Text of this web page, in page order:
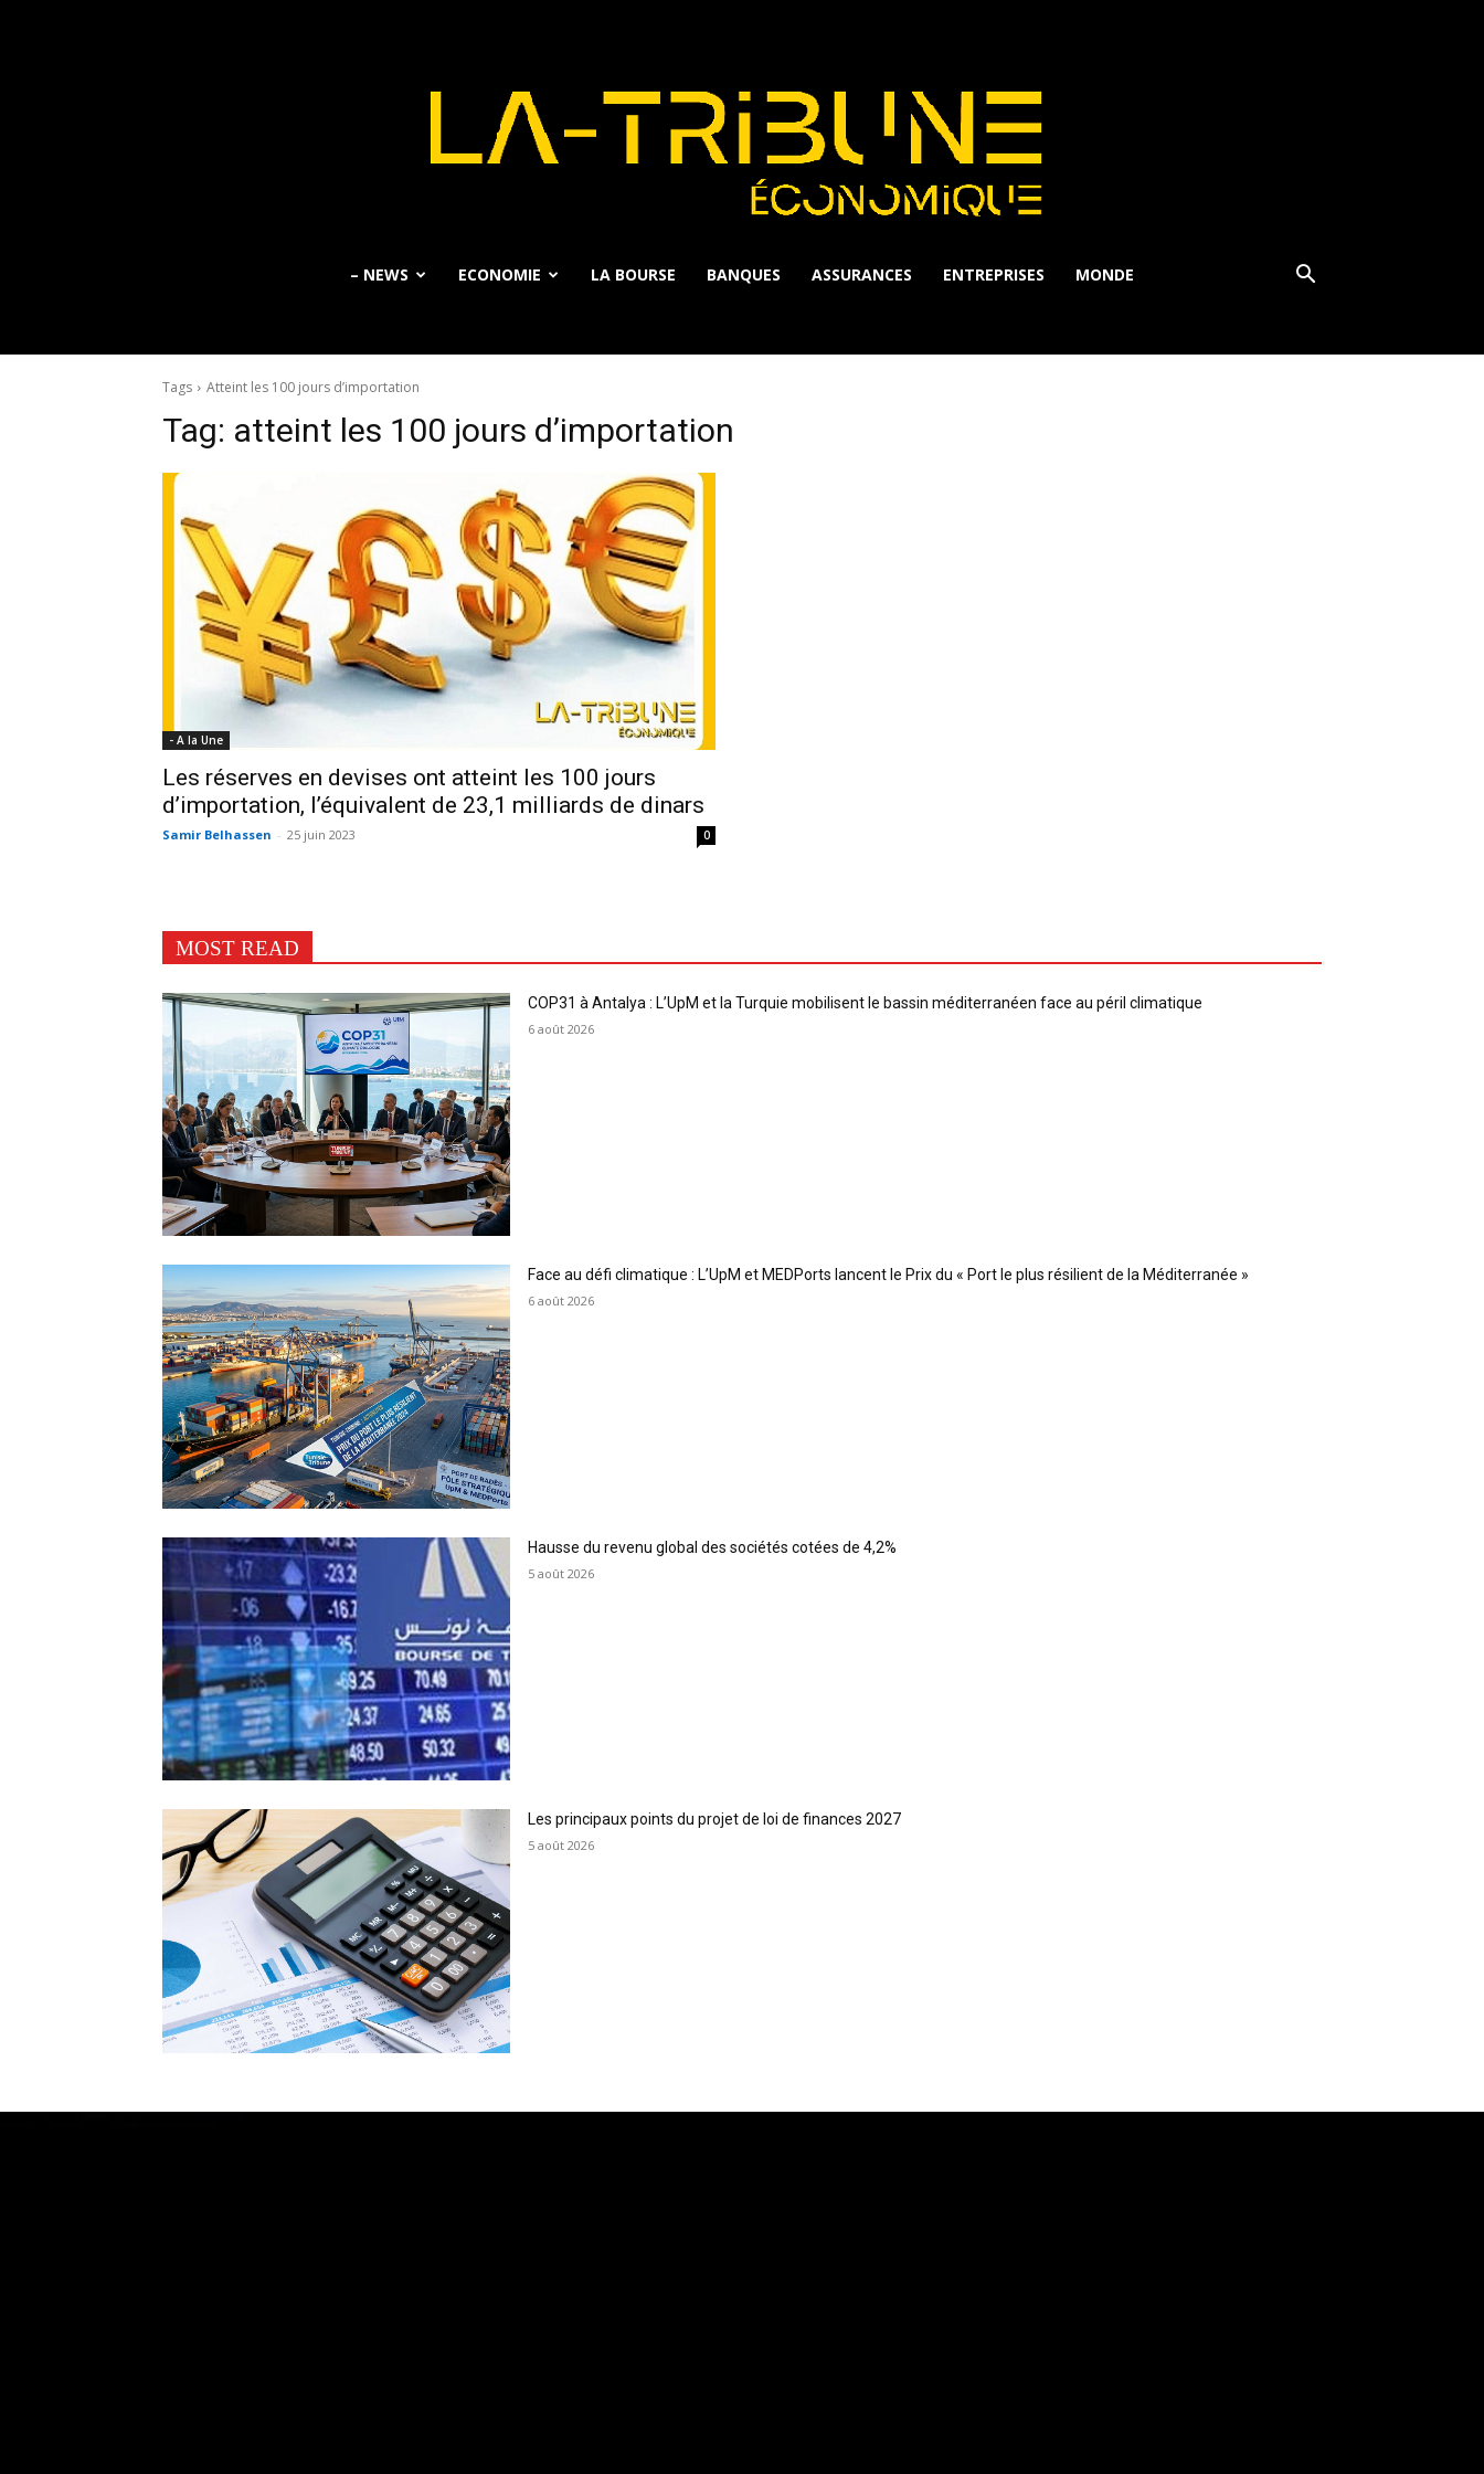
– NEWS ECONOMIE LA BOURSE BANQUES ASSURANCES ENTREPRISES MONDE
Tags Atteint les 100 jours d’importation
Tag: atteint les 100 jours d’importation
- A la Une
Les réserves en devises ont atteint les 100 jours
d’importation, l’équivalent de 23,1 milliards de dinars
Samir Belhassen - 25 juin 2023 0
MOST READ
COP31 à Antalya : L’UpM et la Turquie mobilisent le bassin méditerranéen face au péril climatique
6 août 2026
Face au défi climatique : L’UpM et MEDPorts lancent le Prix du « Port le plus résilient de la Méditerranée »
6 août 2026
Hausse du revenu global des sociétés cotées de 4,2%
5 août 2026
Les principaux points du projet de loi de finances 2027
5 août 2026